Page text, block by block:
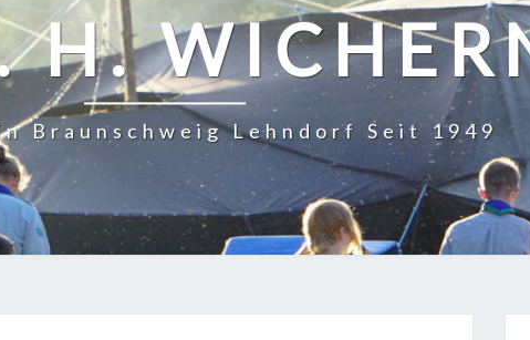
H.
Braunschweig Lehndorf Seit 1949